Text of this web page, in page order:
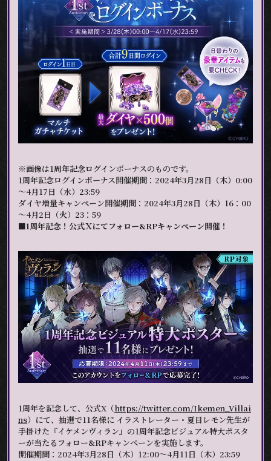
※画像は1周年記念ログインボーナスのものです。
1周年記念ログインボーナス開催期間：2024年3月28日（木）0:00
～4月17日（水）23:59
ダイヤ増量キャンペーン開催期間：2024年3月28日（木）16：00
～4月2日（火）23：59
■1周年記念！公式Ｘにてフォロー&RPキャンペーン開催！
1周年を記念して、公式X（https://twitter.com/Ikemen_Villai
ns）にて、抽選で11名様に イラストレーター・夏目レモン先生が
手掛けた『イケメンヴィラン』の1周年記念ビジュアル特大ポスタ
ーが当たるフォロー&RPキャンペーンを実施します。
開催期間：2024年3月28日（木）12:00～4月11日（木）23:59